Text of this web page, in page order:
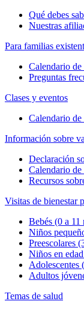
Qué debes
Nuestras
Para familias
Calendario de
Preguntas
Clases y eventos
Calendario de
Información sobre
Declaración
Calendario
Recursos
Visitas de bienestar
Bebés (0 a 11
Niños
Preescolares
Niños en
Adolescentes
Adultos
Temas de salud